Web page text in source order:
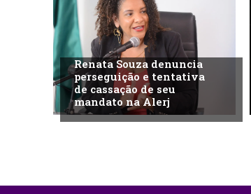
Renata Souza denuncia
perseguição e tentativa
de cassação de seu
mandato na Alerj